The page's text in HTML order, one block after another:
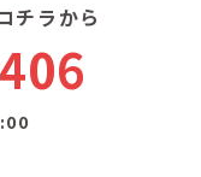
チラから
406